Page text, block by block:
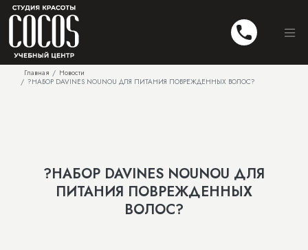
Главная
Новости
?НАБОР DAVINES NOUNOU ДЛЯ ПИТАНИЯ ПОВРЕЖДЕННЫХ ВОЛОС?
?НАБОР DAVINES NOUNOU ДЛЯ
ПИТАНИЯ ПОВРЕЖДЕННЫХ
ВОЛОС?